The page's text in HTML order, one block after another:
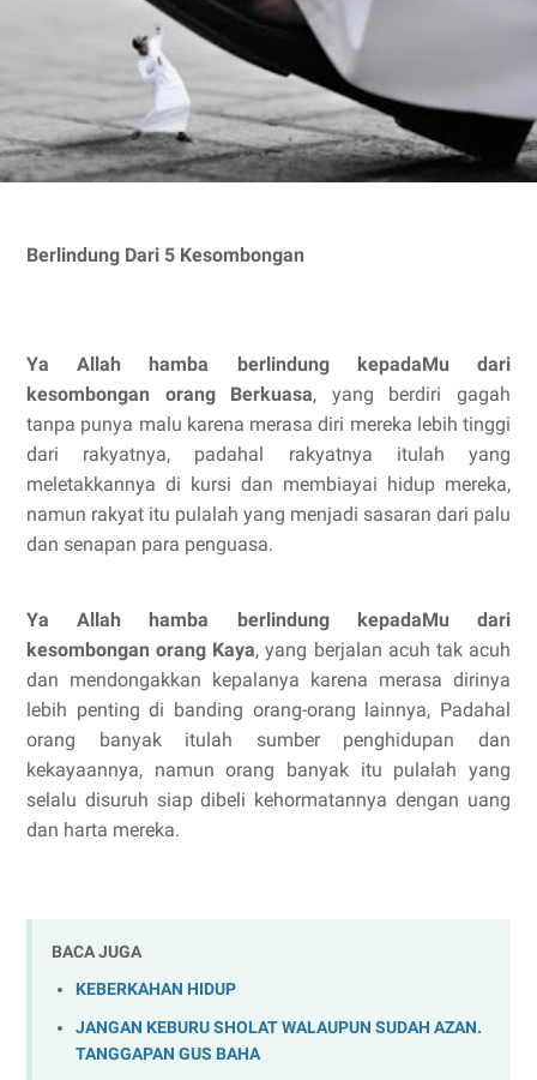
Berlindung Dari 5 Kesombongan
Ya Allah hamba berlindung kepadaMu dari
kesombongan orang Berkuasa, yang
berdiri gagah
tanpa punya malu karena merasa diri mereka lebih tinggi
dari
rakyatnya, padahal rakyatnya itulah yang
meletakkannya di kursi dan membiayai hidup mereka,
namun rakyat itu pulalah yang menjadi sasaran dari palu
dan senapan para penguasa.
Ya Allah hamba berlindung kepadaMu dari
kesombongan orang Kaya, yang berjalan acuh tak acuh
dan mendongakkan kepalanya karena merasa dirinya
lebih penting di banding orang-orang lainnya, Padahal
orang banyak itulah
sumber penghidupan dan
kekayaannya, namun orang banyak itu pulalah yang
selalu disuruh siap dibeli kehormatannya dengan uang
dan harta mereka.
BACA JUGA
KEBERKAHAN HIDUP
JANGAN KEBURU SHOLAT WALAUPUN SUDAH AZAN.
TANGGAPAN GUS BAHA